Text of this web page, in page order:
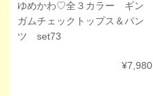
ゆめかわ♡全３カラー ギン
ガムチェックトップス＆パン
ツ set73
¥7,980